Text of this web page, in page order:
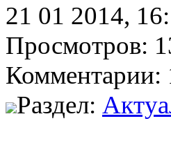
21 01 2014,
Просмотров:
Комментарии:
Раздел: